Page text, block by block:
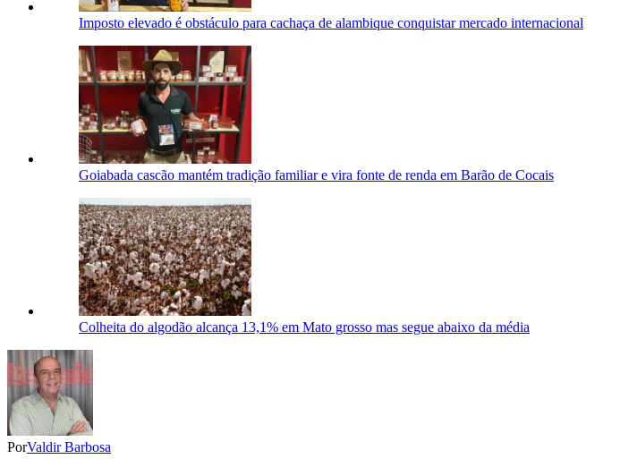
Imposto elevado é obstáculo para cachaça de alambique conquistar mercado internacional
Goiabada cascão mantém tradição familiar e vira fonte de renda em Barão de Cocais
Colheita do algodão alcança 13,1% em Mato grosso mas segue abaixo da média
PorValdir Barbosa